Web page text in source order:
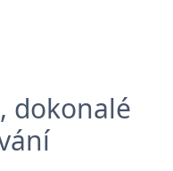
dokonalé